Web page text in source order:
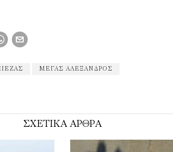
ΜΈΓΑΣ ΑΛΈΞΑΝΔΡΟΣ
ΣΧΕΤΙΚΑ ΑΡΘΡΑ